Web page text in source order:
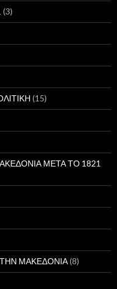
(3)
(15)
ΜΕΤΑ ΤΟ 1821
ΜΑΚΕΔΟΝΙΑ(8)